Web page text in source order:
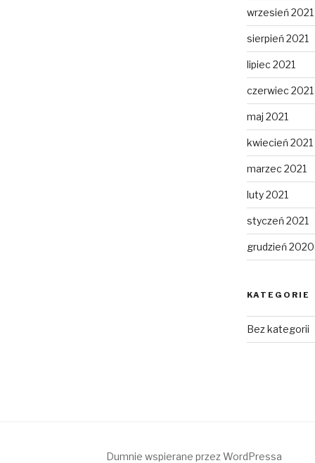
wrzesień 2021
sierpień 2021
lipiec 2021
czerwiec 2021
maj 2021
kwiecień 2021
marzec 2021
luty 2021
styczeń 2021
grudzień 2020
KATEGORIE
Bez kategorii
Dumnie wspierane przez WordPressa